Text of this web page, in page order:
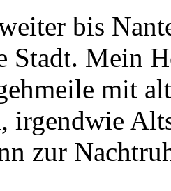
bis
Stadt. Mein
mit
zur